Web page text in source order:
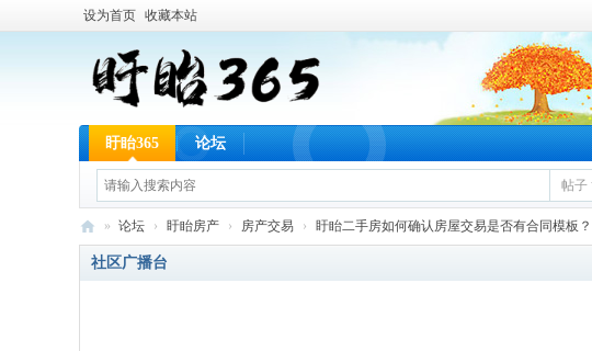
设为首页 收藏本站
盱眙365 论坛
帖子
盱
» 论坛 › 盱眙房产 › 房产交易 › 盱眙二手房如何确认房屋交易是否有合同模板？
社区广播台